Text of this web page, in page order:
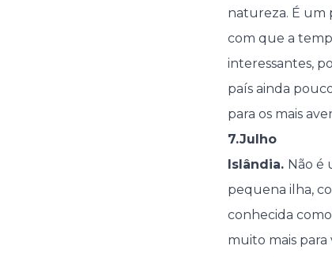
natureza. É um
com que a
interessantes,
país ainda
para os mais
7.Julho
Islândia. Não é
pequena ilha,
conhecida
muito mais